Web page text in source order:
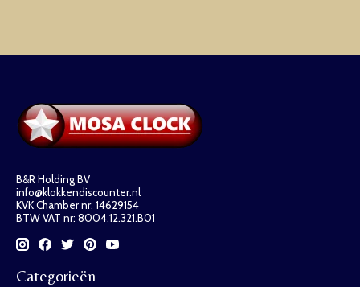
B&R Holding BV
info@klokkendiscounter.nl
KVK Chamber nr: 14629154
BTW VAT nr: 8004.12.321.B01
Categorieën